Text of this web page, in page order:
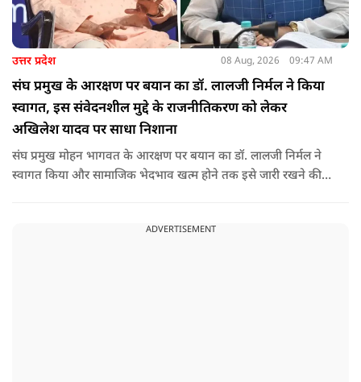
उत्तर प्रदेश 08 Aug, 2026 09:47 AM
संघ प्रमुख के आरक्षण पर बयान का डॉ. लालजी निर्मल ने किया
स्वागत, इस संवेदनशील मुद्दे के राजनीतिकरण को लेकर
अखिलेश यादव पर साधा निशाना
संघ प्रमुख मोहन भागवत के आरक्षण पर बयान का डॉ. लालजी निर्मल ने
स्वागत किया और सामाजिक भेदभाव खत्म होने तक इसे जारी रखने की
ADVERTISEMENT